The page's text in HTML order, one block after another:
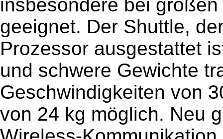
insbesondere bei
geeignet. Der Shuttle,
Prozessor ausgestattet
und schwere Gewichte
Geschwindigkeiten von
von 24 kg möglich. Neu